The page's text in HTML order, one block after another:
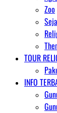
Zoo
TOUR
INFO